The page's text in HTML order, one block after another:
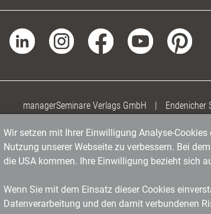
managerSeminare Verlags GmbH | Endenicher
Wir setzen mit Ihrer Einwilligung Analyse-
Nutzung unserer Webseite zu verbessern. Bei
die USA kommen. Ihre Einwilligung bezieht sich
Wenn Sie mit dem Einsatz dieser Cookies
Datenverarbeitung und den damit verbundenen